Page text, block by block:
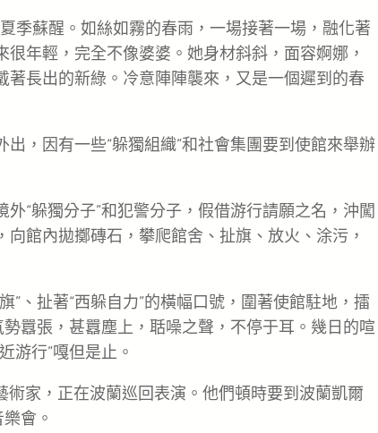
季蘇醒。如絲如霧的春雨，一場接著一場，融化著
年輕，完全不像婆婆。她身材斜斜，面容婀娜，
長出的新綠。冷意陣陣襲來，又是一個遲到的春
，因有一些“躲獨組織”和社會集團要到使館來舉辦
“躲獨分子”和犯警分子，假借游行請願之名，沖闖
館內拋擲磚石，攀爬館舍、扯旗、放火、涂污，
、扯著“西躲自力”的橫幅口號，圍著使館駐地，擂
囂張，甚囂塵上，聒噪之聲，不停于耳。幾日的喧
游行”嘎但是止。
家，正在波蘭巡回表演。他們頓時要到波蘭凱爾
會。